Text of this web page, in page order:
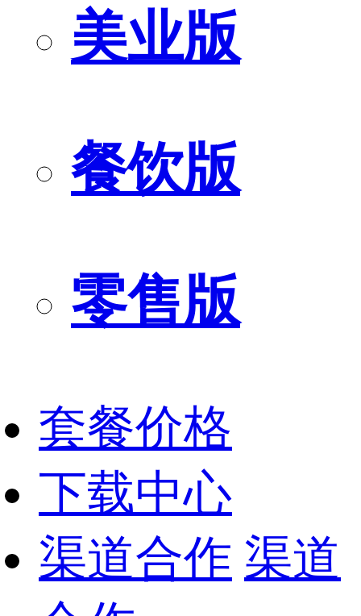
美业版
餐饮版
零售版
套餐价格
下载中心
渠道合作 渠道